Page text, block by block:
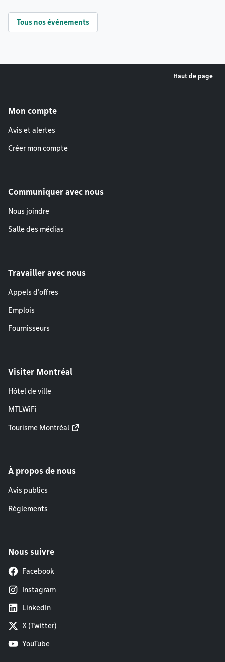
Tous nos événements
Haut de page
Mon compte
Avis et alertes
Créer mon compte
Communiquer avec nous
Nous joindre
Salle des médias
Travailler avec nous
Appels d'offres
Emplois
Fournisseurs
Visiter Montréal
Hôtel de ville
MTLWiFi
Tourisme Montréal
À propos de nous
Avis publics
Règlements
Nous suivre
Facebook
Instagram
LinkedIn
X (Twitter)
YouTube